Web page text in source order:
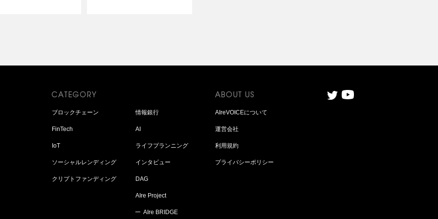
ブロックチェーン
FinTech
IoT
ソーシャルレンディング
クリプトファンディング
情報銀行
AI
ライフプランニング
インタビュー
DAG
AIre Project
AIre BRIDGE
AIreVOICEについて
運営会社
利用規約
プライバシーポリシー